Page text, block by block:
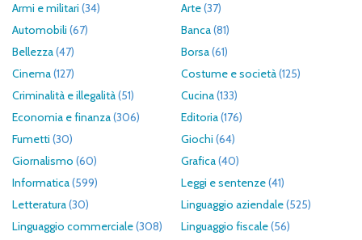
Armi e militari (34) Arte(37)
Automobili (67) Banca(81)
Bellezza(47) Borsa(61)
Cinema(127) Costume e società(125)
Criminalità e illegalità(51) Cucina(133)
Economia e finanza(306) Editoria(176)
Fumetti (30) Giochi (64)
Giornalismo (60) Grafica(40)
Informatica(599) Leggi e sentenze(41)
Letteratura(30) Linguaggio aziendale(525)
Linguaggio commerciale(308) Linguaggio fiscale(56)